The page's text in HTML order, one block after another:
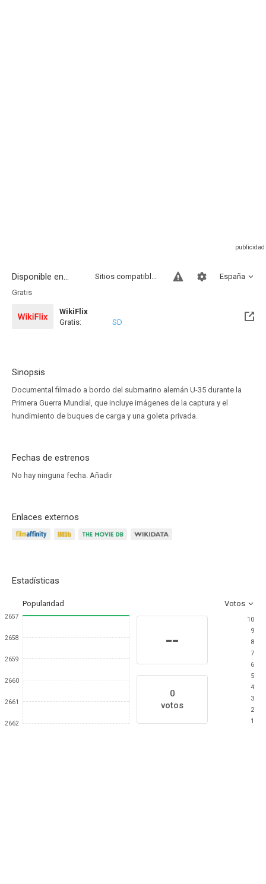
Disponible en... España
Sitios compatibles
Gratis
WikiFlix
Gratis:
SD
Sinopsis
Documental filmado a bordo del submarino alemán U-35 durante la
Primera Guerra Mundial, que incluye imágenes de la captura y el
hundimiento de buques de carga y una goleta privada.
Fechas de estrenos
No hay ninguna fecha. Añadir
Enlaces externos
Estadísticas
Popularidad Votos
2657
2658
2659
2660
2661
2662
--
0
votos
10
9
8
7
6
5
4
3
2
1